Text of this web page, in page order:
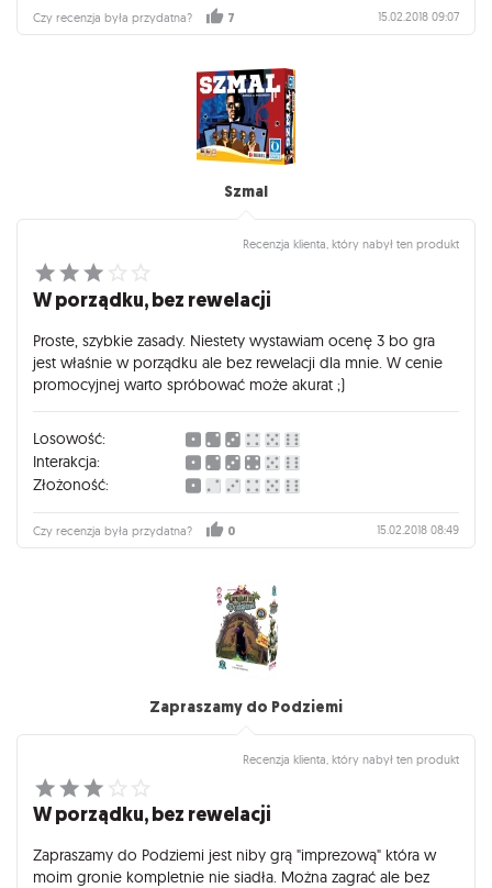
Czy recenzja była przydatna? 7 15.02.2018 09:07
Szmal
Recenzja klienta, który nabył ten produkt
W porządku, bez rewelacji
Proste, szybkie zasady. Niestety wystawiam ocenę 3 bo gra
jest właśnie w porządku ale bez rewelacji dla mnie. W cenie
promocyjnej warto spróbować może akurat ;)
Losowość:
Interakcja:
Złożoność:
Czy recenzja była przydatna? 0 15.02.2018 08:49
Zapraszamy do Podziemi
Recenzja klienta, który nabył ten produkt
W porządku, bez rewelacji
Zapraszamy do Podziemi jest niby grą "imprezową" która w
moim gronie kompletnie nie siadła. Można zagrać ale bez